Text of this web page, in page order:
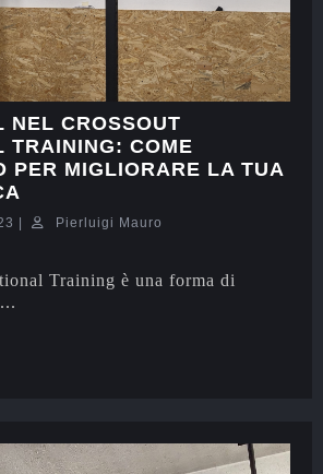
NEL CROSSOUT
TRAINING: COME
PER MIGLIORARE LA TUA
| Pierluigi Mauro
Training è una forma di